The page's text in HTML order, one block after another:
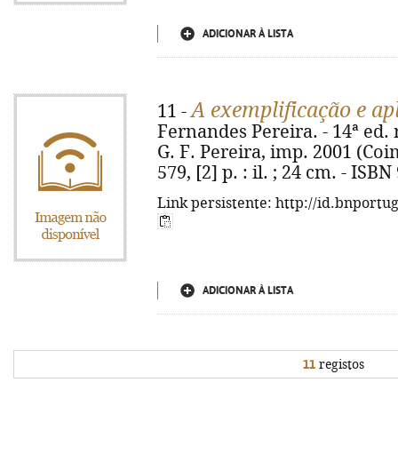
ADICIONAR À LISTA
11 -A exemplificação e
Fernandes Pereira. - 14ª
G. F. Pereira, imp. 2001
579, [2] p. : il. ; 24 cm. - ISBN
Link persistente: http://
ADICIONAR À LISTA
11registos